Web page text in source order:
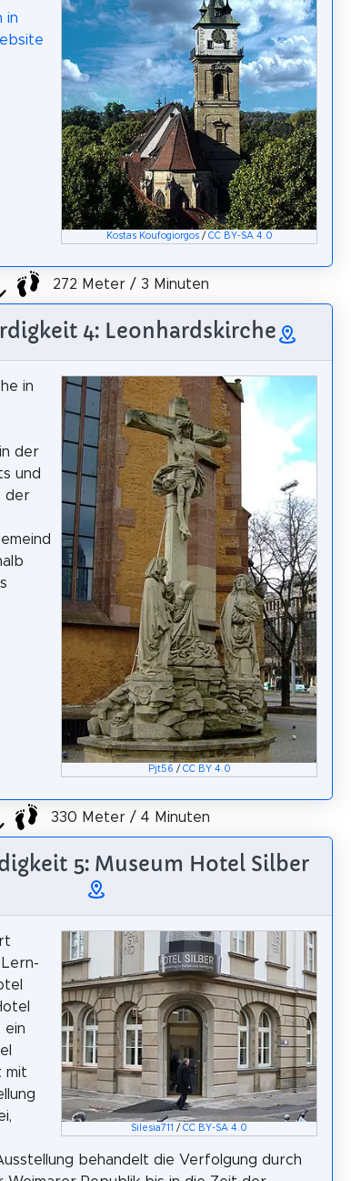
Kostas Koufogiorgos/ CC BY-SA 4.0
in
272 Meter / 3 Minuten
4: Leonhardskirche
Pjt56 / CC BY 4.0
in
der
und
der
330 Meter / 4 Minuten
5: Museum Hotel Silber
Silesia711 /CC BY-SA 4.0
ein
mit
behandelt die Verfolgung durch